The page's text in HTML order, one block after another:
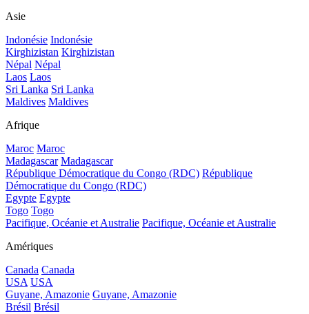
Asie
Indonésie Indonésie
Kirghizistan Kirghizistan
Népal Népal
Laos Laos
Sri Lanka Sri Lanka
Maldives Maldives
Afrique
Maroc Maroc
Madagascar Madagascar
République Démocratique du Congo (RDC) République
Démocratique du Congo (RDC)
Egypte Egypte
Togo Togo
Pacifique, Océanie et Australie Pacifique, Océanie et Australie
Amériques
Canada Canada
USA USA
Guyane, Amazonie Guyane, Amazonie
Brésil Brésil